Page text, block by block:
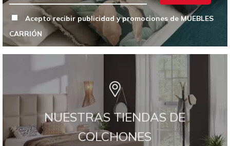
Acepto recibir publicidad y promociones de MUEBLES
CARRIÓN
NUESTRAS TIENDAS DE
COLCHONES